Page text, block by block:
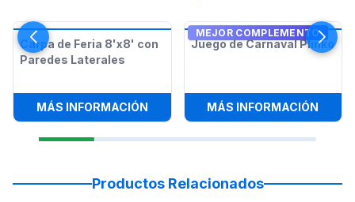
Carpa de Feria 8'x8' con
Paredes Laterales
MÁS INFORMACIÓN: CARPA DE FERIA 8'X8' CON
MEJOR COMPLEMENTO
Juego de Carnaval Plinko
MÁS INFORMACIÓN
Productos Relacionados